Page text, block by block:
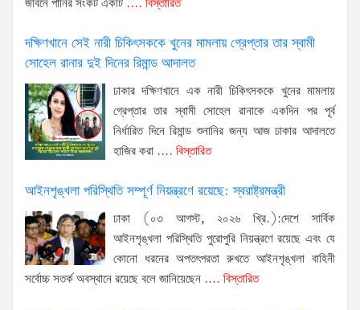
জীবনে পানির সংকট একটি .... বিস্তারিত
দক্ষিণখানে সেই নারী চিকিৎসককে খুনের মামলায় গ্রেপ্তার তার স্বামী
সোহেল রানার দুই দিনের রিমান্ড আদালত
ঢাকার দক্ষিণখানে এক নারী চিকিৎসককে খুনের মামলায়
গ্রেপ্তার তার স্বামী সোহেল রানাকে একদিন পর পূর্ব
নির্ধারিত দিনে রিমান্ড শুনানির জন্য আজ ঢাকার আদালতে
হাজির করা .... বিস্তারিত
আইনশৃঙ্খলা পরিস্থিতি সম্পূর্ণ নিয়ন্ত্রণে রয়েছে: স্বরাষ্ট্রমন্ত্রী
ঢাকা (০৩ আগস্ট, ২০২৬ খ্রি.):দেশে সার্বিক
আইনশৃঙ্খলা পরিস্থিতি পুরোপুরি নিয়ন্ত্রণে রয়েছে এবং যে
কোনো ধরনের অপতৎপরতা রুখতে আইনশৃঙ্খলা বাহিনী
সর্বোচ্চ সতর্ক অবস্থানে রয়েছে বলে জানিয়েছেন .... বিস্তারিত